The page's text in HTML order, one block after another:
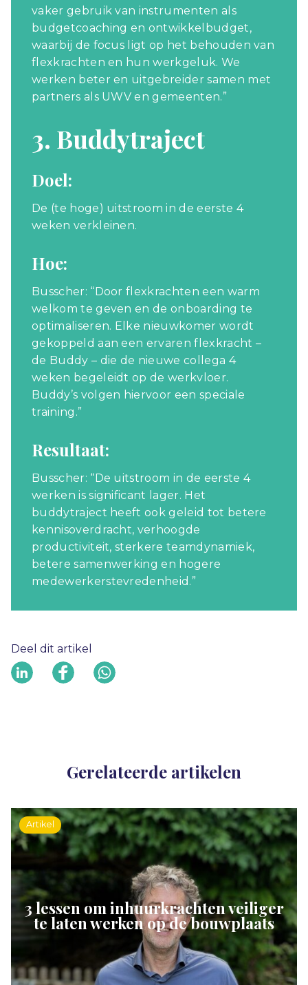
vaker gebruik van instrumenten als
budgetcoaching en ontwikkelbudget,
waarbij de focus ligt op het behouden van
flexkrachten en hun werkgeluk. We
werken beter en uitgebreider samen met
partners als UWV en gemeenten.”
3. Buddytraject
Doel:
De (te hoge) uitstroom in de eerste 4
weken verkleinen.
Hoe:
Busscher: “Door flexkrachten een warm
welkom te geven en de onboarding te
optimaliseren. Elke nieuwkomer wordt
gekoppeld aan een ervaren flexkracht –
de Buddy – die de nieuwe collega 4
weken begeleidt op de werkvloer.
Buddy’s volgen hiervoor een speciale
training.”
Resultaat:
Busscher: “De uitstroom in de eerste 4
werken is significant lager. Het
buddytraject heeft ook geleid tot betere
kennisoverdracht, verhoogde
productiviteit, sterkere teamdynamiek,
betere samenwerking en hogere
medewerkerstevredenheid.”
Deel dit artikel
Gerelateerde artikelen
Artikel
3 lessen om inhuurkrachten veiliger
te laten werken op de bouwplaats